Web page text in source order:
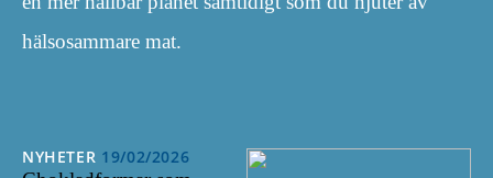
hälsosammare mat.
NYHETER 19/02/2026